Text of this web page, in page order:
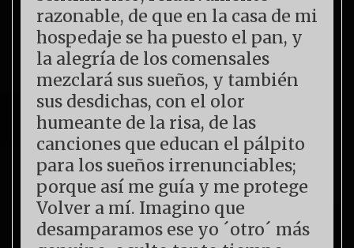
razonable, de que en la casa de mi
hospedaje se ha puesto el pan, y
la alegría de los comensales
mezclará sus sueños, y también
sus desdichas, con el olor
humeante de la risa, de las
canciones que educan el pálpito
para los sueños irrenunciables;
porque así me guía y me protege
Volver a mí. Imagino que
desamparamos ese yo ´otro´ más